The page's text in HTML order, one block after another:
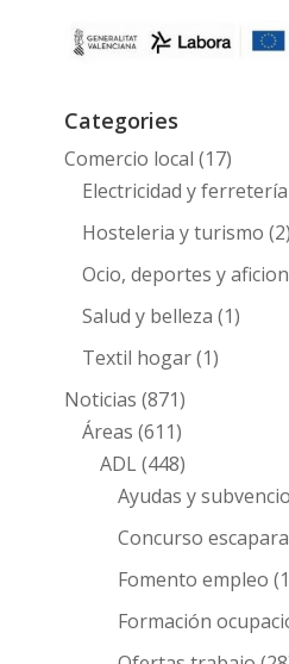
Categories
Comercio local (17)
Electricidad y ferretería
Hosteleria y turismo (2)
Ocio, deportes y
Salud y belleza (1)
Textil hogar(1)
Noticias (871)
Áreas (611)
ADL(448)
Ayudas y
Concurso
Fomento empleo
Formación